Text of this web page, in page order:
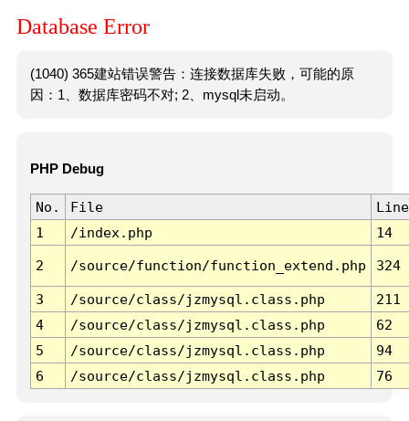
Database Error
(1040) 365建站错误警告：连接数据库失败，可能的原
因：1、数据库密码不对; 2、mysql未启动。
PHP Debug
No. File
Line
1
/index.php 14
2 /source/function/function_extend.php 324
3 /source/class/jzmysql.class.php
211
4
/source/class/jzmysql.class.php
62
5
/source/class/jzmysql.class.php
94
6
/source/class/jzmysql.class.php 76